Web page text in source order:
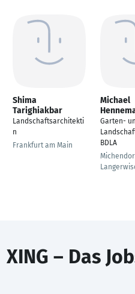
Shima
Tarighiakbar
Landschaftsarchitekti
n
Frankfurt am Main
Michael
Garten-
BDLA
XING – Das